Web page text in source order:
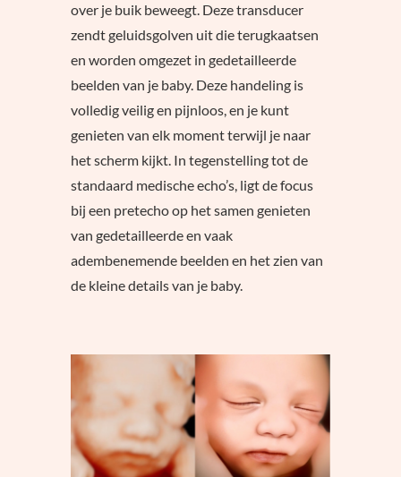
over je buik beweegt. Deze transducer
zendt geluidsgolven uit die terugkaatsen
en worden omgezet in gedetailleerde
beelden van je baby. Deze handeling is
volledig veilig en pijnloos, en je kunt
genieten van elk moment terwijl je naar
het scherm kijkt. In tegenstelling tot de
standaard medische echo’s, ligt de focus
bij een pretecho op het samen genieten
van gedetailleerde en vaak
adembenemende beelden en het zien van
de kleine details van je baby.